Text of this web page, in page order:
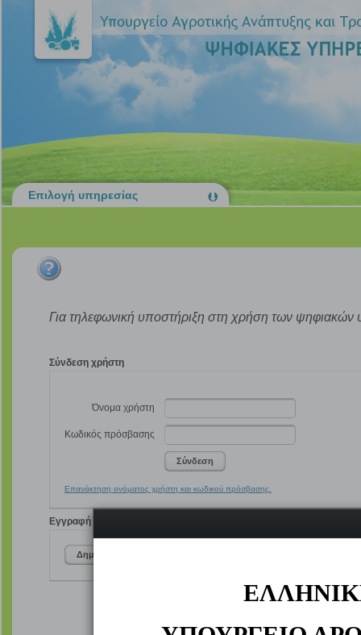
Επιλογή υπηρεσίας
Για τηλεφωνική υποστήριξη στη χρήση των ψηφιακών
Σύνδεση χρήστη
Όνομα χρήστη
Κωδικός πρόσβασης
Σύνδεση
Επανάκτηση ονόματος χρήστη και κωδικού πρόσβασης.
Εγγραφή
Δημιουργία λογαριασμού